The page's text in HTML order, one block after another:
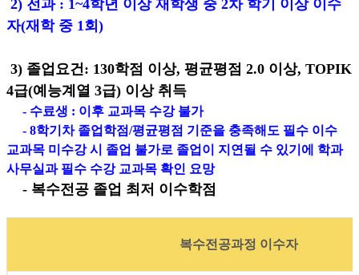
2) 전과 : 1~4학년 이상 재학생 중 2차 학기 이상 이수
자(재학 중 1회 )
3) 졸업요건: 130학점 이상, 평균평점 2.0 이상, TOPIK
4급(예능계열 3급) 이상 취득
- 수료생 : 이후 교과목 수강 불가
- 8학기차 졸업학점/평균평점 기준을 충족해도 필수 이수
교과목 미수강 시 졸업 불가로 졸업이 지연될 수 있기에 학과
사무실과 필수 수강 교과목 확인 요망
- 복수전공 졸업 최저 이수학점
복수전공과정 이수자